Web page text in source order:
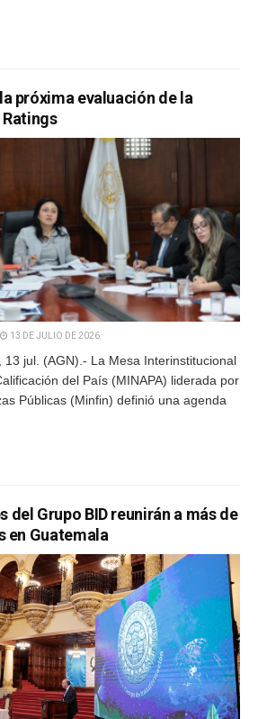
próxima evaluación de la
13 DE JULIO DE 2026
jul. (AGN).- La Mesa Interinstitucional
del País (MINAPA) liderada por
Públicas (Minfin) definió una agenda
del Grupo BID reunirán a más de
en Guatemala